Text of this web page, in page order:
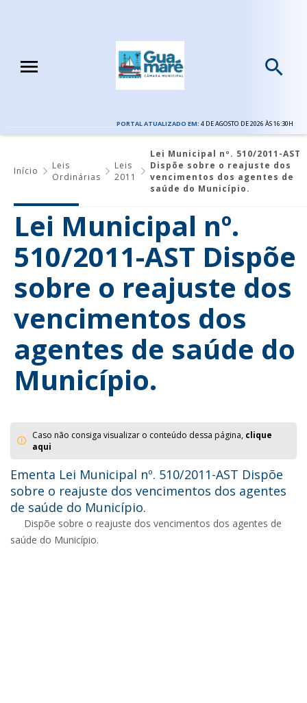
PORTAL ATUALIZADO EM: 4 DE AGOSTO DE 2026 ÀS 16:30H
Início
Leis
Ordinárias
Leis
2011
Lei Municipal nº. 510/2011-AST
Dispõe sobre o reajuste dos
vencimentos dos agentes de
saúde do Município.
Lei Municipal nº.
510/2011-AST Dispõe
sobre o reajuste dos
vencimentos dos
agentes de saúde do
Município.
Caso não consiga visualizar o conteúdo dessa página, clique
aqui
Ementa Lei Municipal nº. 510/2011-AST Dispõe
sobre o reajuste dos vencimentos dos agentes
de saúde do Município.
Dispõe sobre o reajuste dos vencimentos dos agentes de
saúde do Município.